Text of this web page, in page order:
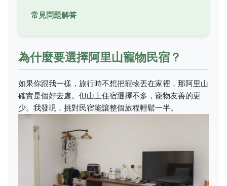
常見問題解答
為什麼要選擇阿里山寵物民宿？
如果你跟我一樣，旅行時不想把寵物丟在家裡，那阿里山
確實是個好去處。但山上住宿選擇不多，寵物友善的更
少。我發現，挑對民宿能讓整個旅程輕鬆一半。